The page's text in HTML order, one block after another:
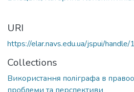
URI
https://elar.navs.edu.ua/jspui/
Collections
Використання поліграфа в